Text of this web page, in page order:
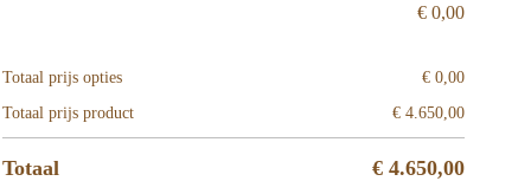
€ 0,00
Totaal prijs opties € 0,00
Totaal prijs product
€ 4.650,00
Totaal € 4.650,00